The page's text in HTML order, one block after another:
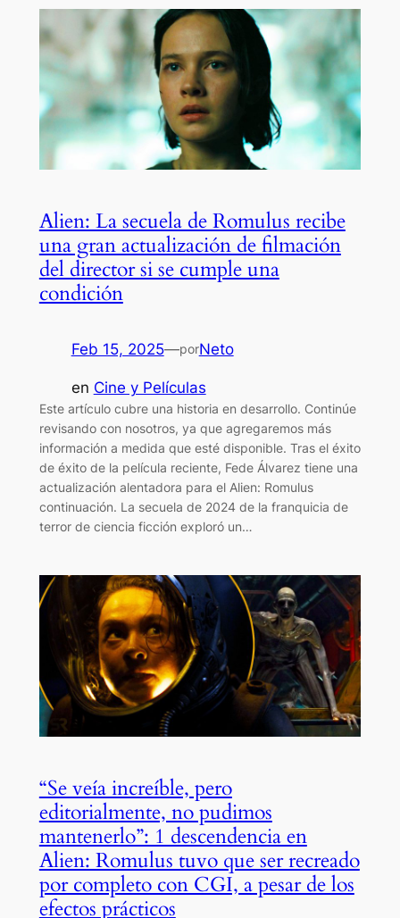
Alien: La secuela de Romulus recibe
una gran actualización de filmación
del director si se cumple una
condición
Feb 15, 2025—porNeto
en Cine y Películas
Este artículo cubre una historia en desarrollo. Continúe
revisando con nosotros, ya que agregaremos más
información a medida que esté disponible. Tras el éxito
de éxito de la película reciente, Fede Álvarez tiene una
actualización alentadora para el Alien: Romulus
continuación. La secuela de 2024 de la franquicia de
terror de ciencia ficción exploró un…
“Se veía increíble, pero
editorialmente, no pudimos
mantenerlo”: 1 descendencia en
Alien: Romulus tuvo que ser recreado
por completo con CGI, a pesar de los
efectos prácticos